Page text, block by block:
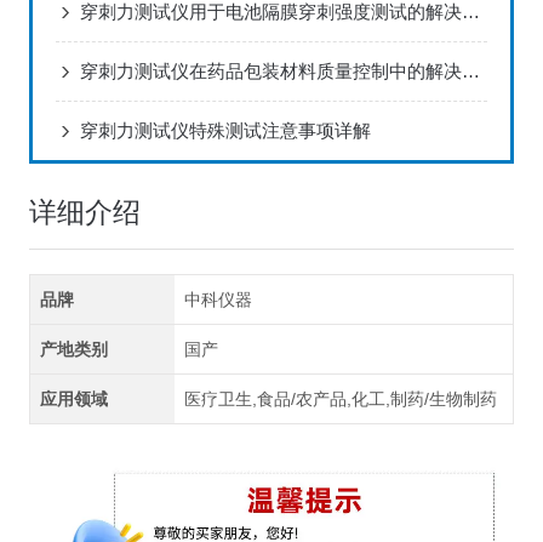
穿刺力测试仪用于电池隔膜穿刺强度测试的解决方案
穿刺力测试仪在药品包装材料质量控制中的解决方案
穿刺力测试仪特殊测试注意事项详解
详细介绍
品牌 中科仪器
产地类别 国产
应用领域 医疗卫生,食品/农产品,化工,制药/生物制药